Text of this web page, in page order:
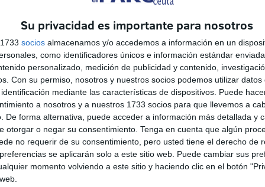
Su privacidad es importante para nosotros
socios almacenamos y/o accedemos a información en un
como identificadores únicos e información estándar
personalizado, medición de publicidad y contenido,
Con su permiso, nosotros y nuestros socios podemos utilizar datos
mediante las características de dispositivos. Puede
a nosotros y a nuestros 1733 socios para que llevemos a
De forma alternativa, puede acceder a información más detallada y
otorgar o negar su consentimiento. Tenga en cuenta que algún
no requerir de su consentimiento, pero usted tiene el derecho de
se aplicarán solo a este sitio web. Puede cambiar sus
momento volviendo a este sitio y haciendo clic en el botón
tarea de escrituraen la que debían reevaluar el
la calidad de la relación en general y su bienestar
más tarde. Finalmente,122 de los 130 del grupo
completaron el seguimiento